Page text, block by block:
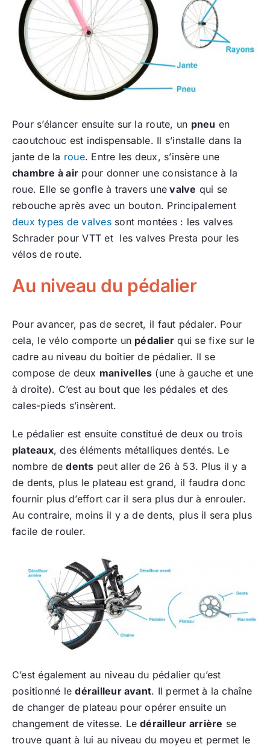
Pour s’élancer ensuite sur la route, un pneu en
caoutchouc est indispensable. Il s’installe dans la
jante de la roue. Entre les deux, s’insère une
chambre à air pour donner une consistance à la
roue. Elle se gonfle à travers une valve qui se
rebouche après avec un bouton. Principalement
deux types de valvessont montées : les valves
Schrader pour VTT et les valves Presta pour les
vélos de route.
Au niveau du pédalier
Pour avancer, pas de secret, il faut pédaler. Pour
cela, le vélo comporte un pédalier qui se fixe sur le
cadre au niveau du boîtier de pédalier. Il se
compose de deux manivelles (une à gauche et une
à droite). C’est au bout que les pédales et des
cales-pieds s’insèrent.
Le pédalier est ensuite constitué de deux ou trois
plateaux, des éléments métalliques dentés. Le
nombre dedents peut aller de 26 à 53. Plus il y a
de dents, plus le plateau est grand, il faudra donc
fournir plus d’effort car il sera plus dur à enrouler.
Au contraire, moins il y a de dents, plus il sera plus
facile de rouler.
C’est également au niveau du pédalier qu’est
positionné ledérailleur avant. Il permet à la chaîne
de changer de plateau pour opérer ensuite un
changement de vitesse. Ledérailleur arrière se
trouve quant à lui au niveau du moyeu et permet le